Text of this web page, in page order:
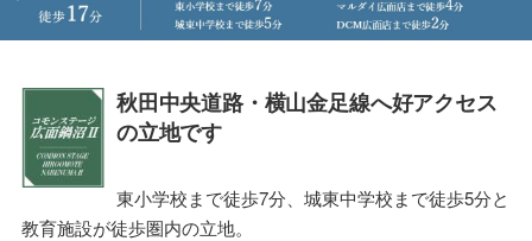
秋田中央道路・横山金足線へ好アクセス
の立地です
東小学校まで徒歩7分、城東中学校まで徒歩5分と
教育施設が徒歩圏内の立地。